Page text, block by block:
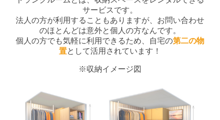
サービスです。
法人の方が利用することもありますが、お問い合わせ
のほとんどは意外と個人の方なんです。
個人の方でも気軽に利用できるため、自宅の第二の物
置として活用されています！
※収納イメージ図